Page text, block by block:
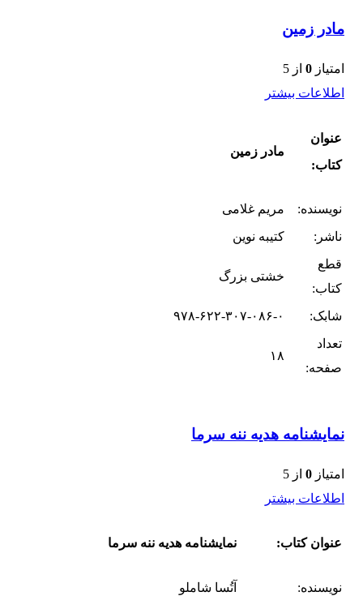
مادر زمین
امتیاز 0 از 5
اطلاعات بیشتر
عنوان
کتاب:
مادر زمین
نویسنده:
مریم غلامی
ناشر:
کتیبه نوین
قطع
کتاب:
خشتی بزرگ
شابک:
۹۷۸-۶۲۲-۳۰۷-۰۸۶-۰
تعداد
صفحه:
۱۸
نمایشنامه هدیه ننه سرما
امتیاز 0 از 5
اطلاعات بیشتر
عنوان کتاب: نمایشنامه هدیه ننه سرما
نویسنده:
آتُسا شاملو